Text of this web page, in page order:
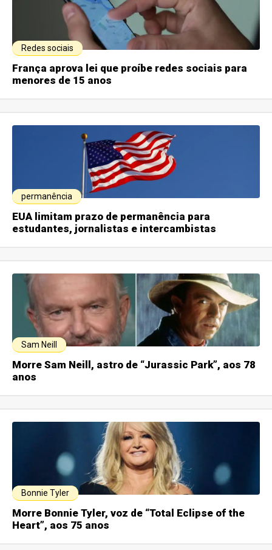
Redes sociais
França aprova lei que proíbe redes sociais para
menores de 15 anos
permanência
EUA limitam prazo de permanência para
estudantes, jornalistas e intercambistas
Sam Neill
Morre Sam Neill, astro de “Jurassic Park”, aos 78
anos
Bonnie Tyler
Morre Bonnie Tyler, voz de “Total Eclipse of the
Heart”, aos 75 anos